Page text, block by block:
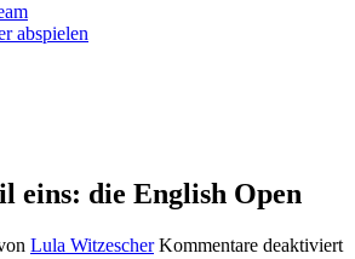
abspielen
eins: die English Open
Lula Witzescher Kommentare deaktiviertfür